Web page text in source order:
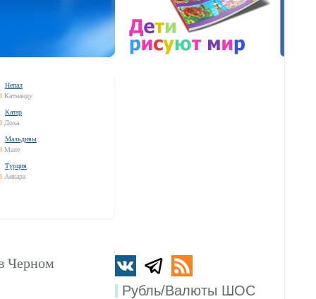
Непал
Катманду
Катар
Доха
Мальдивы
Мале
Турция
Анкара
Рубль/Валюты ШОС
Черном